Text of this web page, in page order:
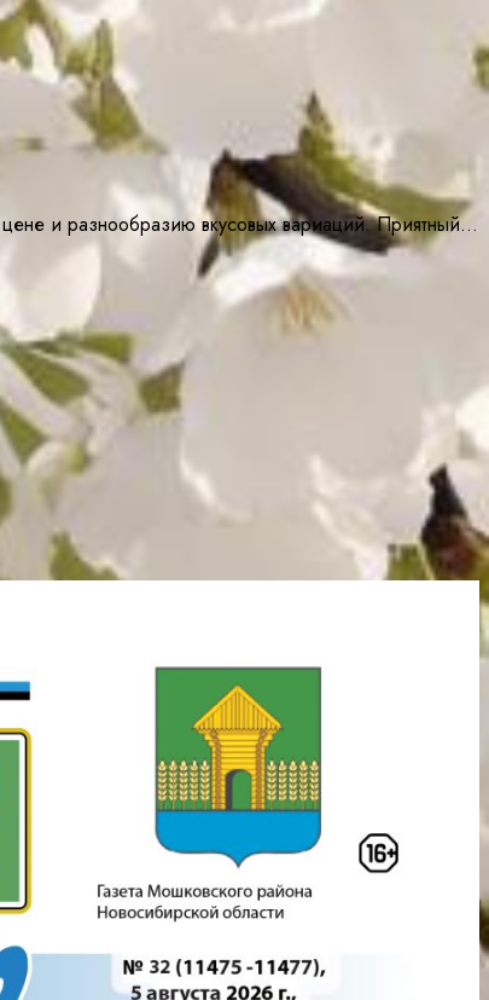
цене и разнообразию вкусовых вариаций. Приятный…